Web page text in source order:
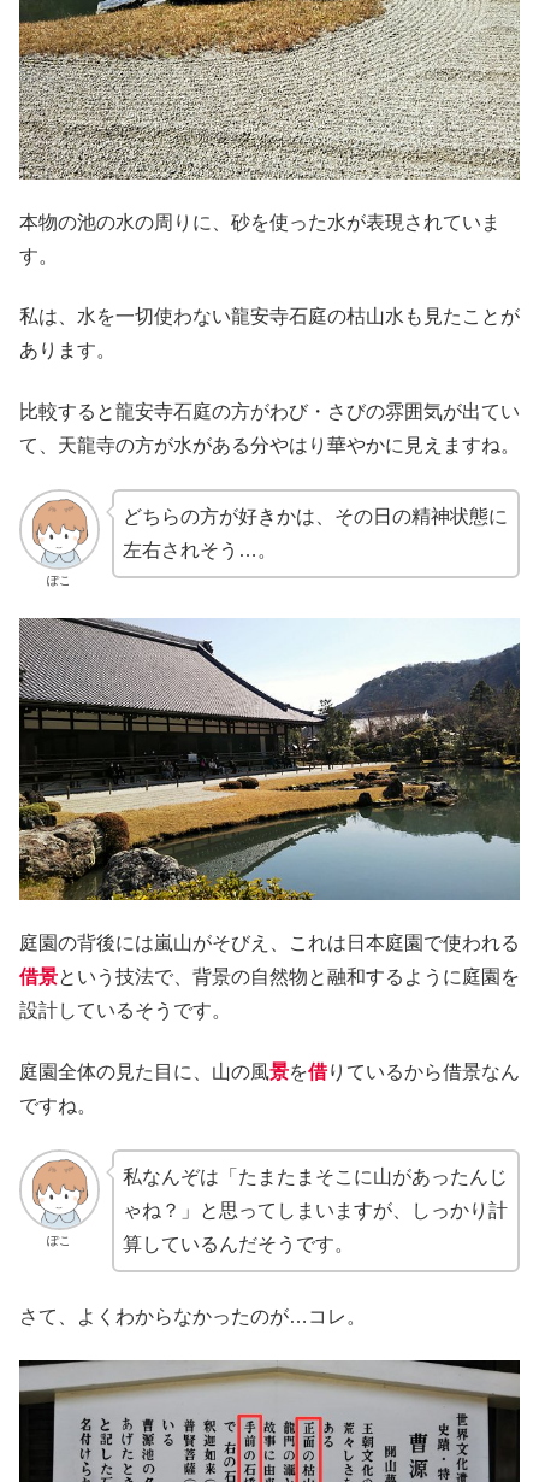
本物の池の水の周りに、砂を使った水が表現されていま
す。
私は、水を一切使わない龍安寺石庭の枯山水も見たことが
あります。
比較すると龍安寺石庭の方がわび・さびの雰囲気が出てい
て、天龍寺の方が水がある分やはり華やかに見えますね。
ぽこ
どちらの方が好きかは、その日の精神状態に
左右されそう…。
庭園の背後には嵐山がそびえ、これは日本庭園で使われる
借景という技法で、背景の自然物と融和するように庭園を
設計しているそうです。
庭園全体の見た目に、山の風景を借りているから借景なん
ですね。
ぽこ
私なんぞは「たまたまそこに山があったんじ
ゃね？」と思ってしまいますが、しっかり計
算しているんだそうです。
さて、よくわからなかったのが…コレ。